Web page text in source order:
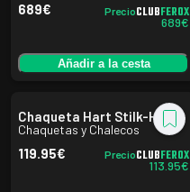
689€ PrecioCLUBFEROX
689€
Añadir a la cesta
Chaqueta Hart Stilk-HXT
Chaquetas y Chalecos
119.95€ PrecioCLUBFEROX
113.95€